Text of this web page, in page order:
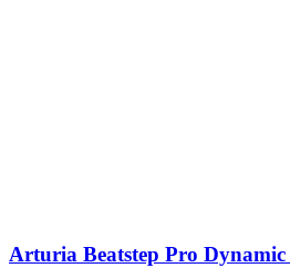
Arturia Beatstep Pro Dynamic